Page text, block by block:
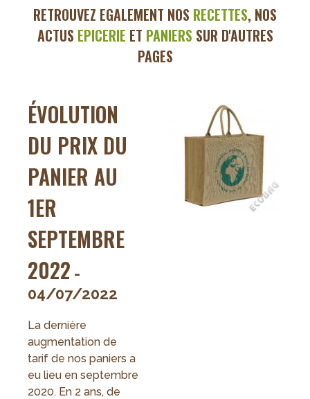
RETROUVEZ EGALEMENT NOS RECETTES, NOS
ACTUS EPICERIE ET PANIERS SUR D'AUTRES
PAGES
ÉVOLUTION
DU PRIX DU
PANIER AU
1ER
SEPTEMBRE
2022 -
04/07/2022
La dernière
augmentation de
tarif de nos paniers a
eu lieu en septembre
2020. En 2 ans, de